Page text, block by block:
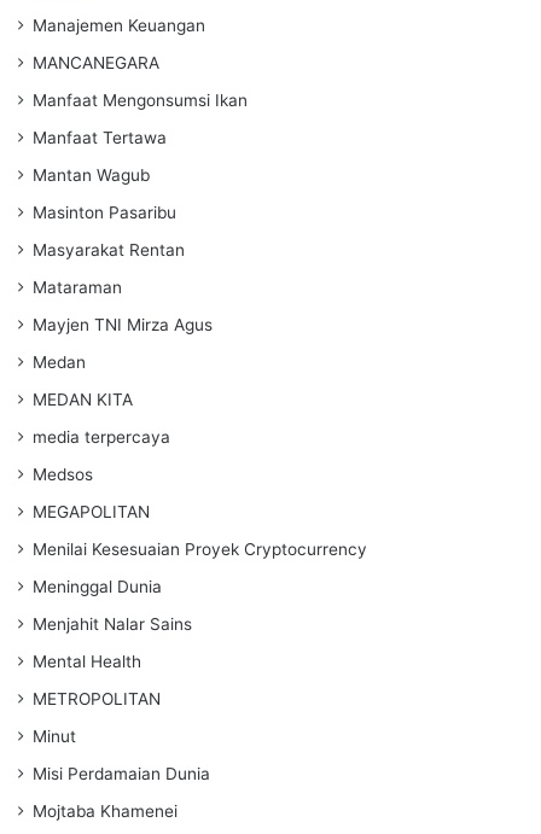
Manajemen Keuangan
MANCANEGARA
Manfaat Mengonsumsi Ikan
Manfaat Tertawa
Mantan Wagub
Masinton Pasaribu
Masyarakat Rentan
Mataraman
Mayjen TNI Mirza Agus
Medan
MEDAN KITA
media terpercaya
Medsos
MEGAPOLITAN
Menilai Kesesuaian Proyek Cryptocurrency
Meninggal Dunia
Menjahit Nalar Sains
Mental Health
METROPOLITAN
Minut
Misi Perdamaian Dunia
Mojtaba Khamenei